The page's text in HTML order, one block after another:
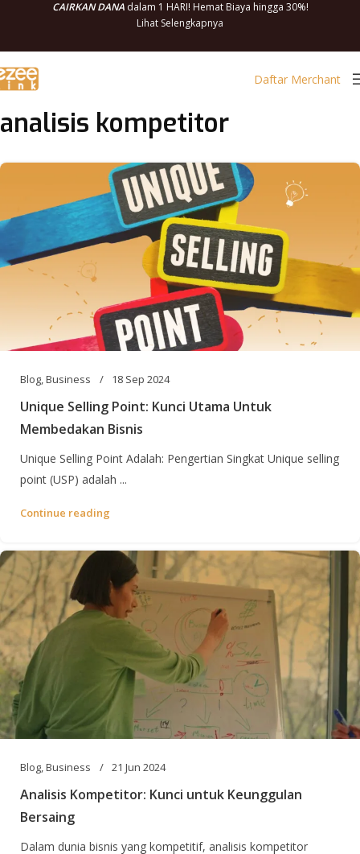
CAIRKAN DANAdalam 1 HARI! Hemat Biaya hingga 30%!
Lihat Selengkapnya
Daftar Merchant
analisis kompetitor
Blog,Business 18 Sep 2024
Unique Selling Point: Kunci Utama Untuk
Membedakan Bisnis
Unique Selling Point Adalah: Pengertian Singkat Unique selling
point (USP) adalah ...
Continue reading
Blog,Business 21 Jun 2024
Analisis Kompetitor: Kunci untuk Keunggulan
Bersaing
Dalam dunia bisnis yang kompetitif, analisis kompetitor